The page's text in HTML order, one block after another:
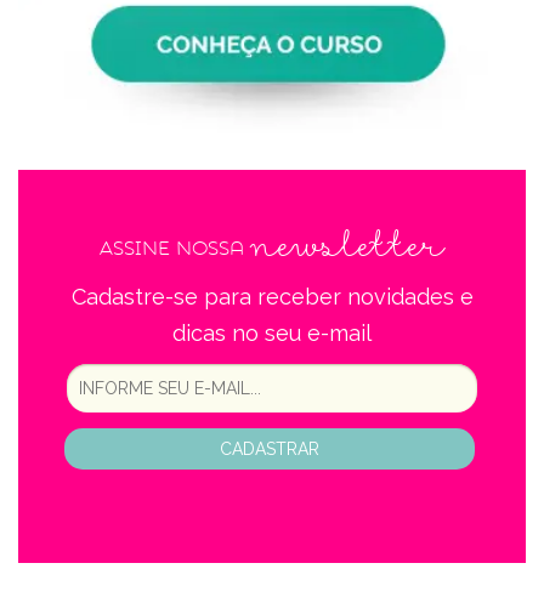
Assine nossanewsletter
Cadastre-se para receber novidades e
dicas no seu e-mail
CADASTRAR